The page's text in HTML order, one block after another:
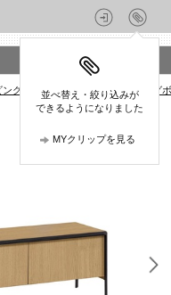
並べ替え・絞り込みが
できるようになりました
MYクリップを見る
ングボード > LaFormaのリビング